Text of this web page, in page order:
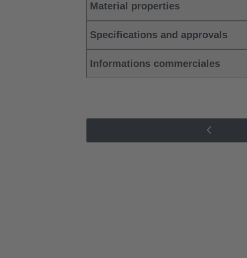
Material properties
Specifications and approvals
Informations commerciales